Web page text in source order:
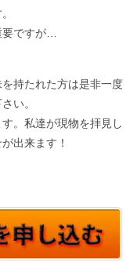
ですが…
持たれた方は是非一度
い。
。私達が現物を拝見し
出来ます！